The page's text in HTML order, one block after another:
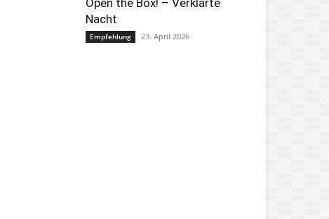
Open the Box! – Verklärte
Nacht
Empfehlung 23. April 2026